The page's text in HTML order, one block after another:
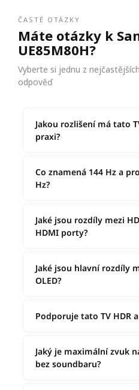
ČASTÉ OTÁZKY
Máte otázky k
UE85M80H?
Vyberte si jednu z
odpověď
Jakou rozlišení má tato
praxi?
Co znamená 144 Hz a
Hz?
Jaké jsou rozdíly mezi
HDMI porty?
Jaké jsou hlavní rozdíly
OLED?
Podporuje tato TV HDR
Jaký je maximální zvuk
bez soundbaru?